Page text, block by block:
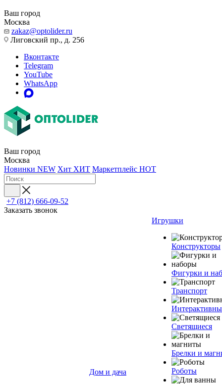
Ваш город
Москва
zakaz@optolider.ru
Лиговский пр., д. 256
Вконтакте
Telegram
YouTube
WhatsApp
Ваш город
Москва
Новинки NEW Хит ХИТ Маркетплейс HOT
+7 (812) 666-09-52
Заказать звонок
Дом и дача
Игрушки
Конструкторы
Фигурки и
Транспорт
Светящиеся
Брелки и
Роботы